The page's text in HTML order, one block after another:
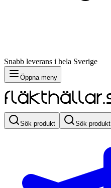
Snabb leverans i hela Sverige
Öppna meny
Sök produkt Sök produkt